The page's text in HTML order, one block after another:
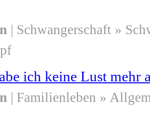
| Schwangerschaft »
ich keine Lust mehr
| Familienleben »